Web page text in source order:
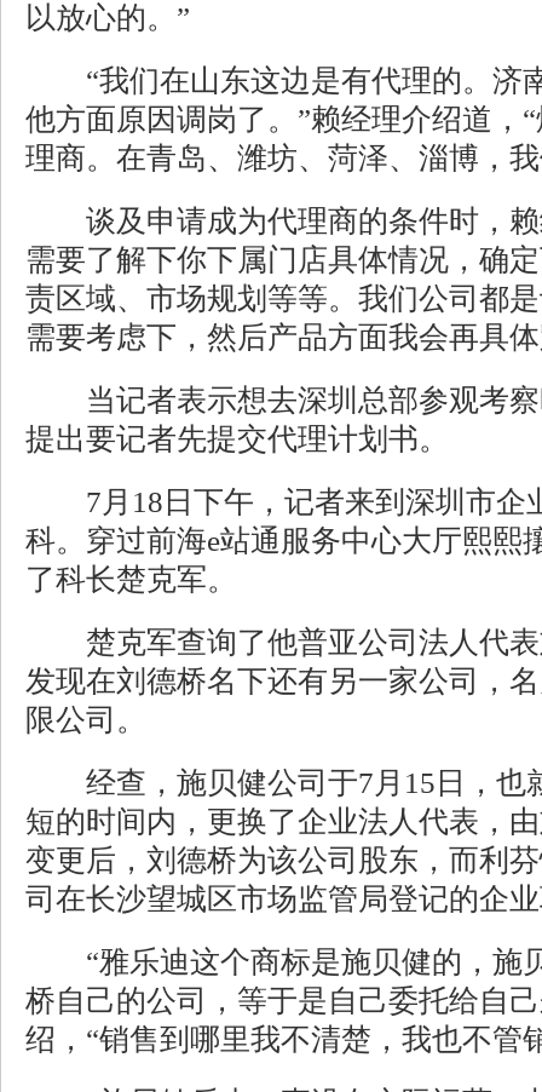
以放心的。”
“我们在山东这边是有代理的。济
他方面原因调岗了。”赖经理介绍道，
理商。在青岛、潍坊、菏泽、淄博，
谈及申请成为代理商的条件时，赖
需要了解下你下属门店具体情况，确
责区域、市场规划等等。我们公司都
需要考虑下，然后产品方面我会再具
当记者表示想去深圳总部参观考察
提出要记者先提交代理计划书。
7月18日下午，记者来到深圳市企
科。穿过前海e站通服务中心大厅熙熙
了科长楚克军。
楚克军查询了他普亚公司法人代表
发现在刘德桥名下还有另一家公司，
限公司。
经查，施贝健公司于7月15日，也
短的时间内，更换了企业法人代表，
变更后，刘德桥为该公司股东，而利
司在长沙望城区市场监管局登记的企
“雅乐迪这个商标是施贝健的，施
桥自己的公司，等于是自己委托给自
绍，“销售到哪里我不清楚，我也不管